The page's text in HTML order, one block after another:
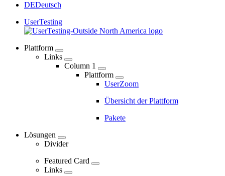
DEDeutsch
UserTesting
navigation
Plattform
Links
Column 1
Plattform
UserZoom
Übersicht der Plattform
Pakete
Lösungen
Divider
Featured Card
Links